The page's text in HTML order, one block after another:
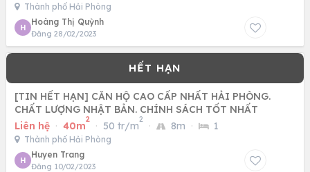
Thành phố Hải Phòng
H
Hoàng Thị Quỳnh
Đăng 28/02/2023
[TIN HẾT HẠN] CĂN HỘ CAO CẤP NHẤT HẢI PHÒNG.
CHẤT LƯỢNG NHẬT BẢN. CHÍNH SÁCH TỐT NHẤT
Liên hệ · 40m
2
· 50 tr/m
2
· 8m · 1
Thành phố Hải Phòng
H
Huyen Trang
Đăng 10/02/2023